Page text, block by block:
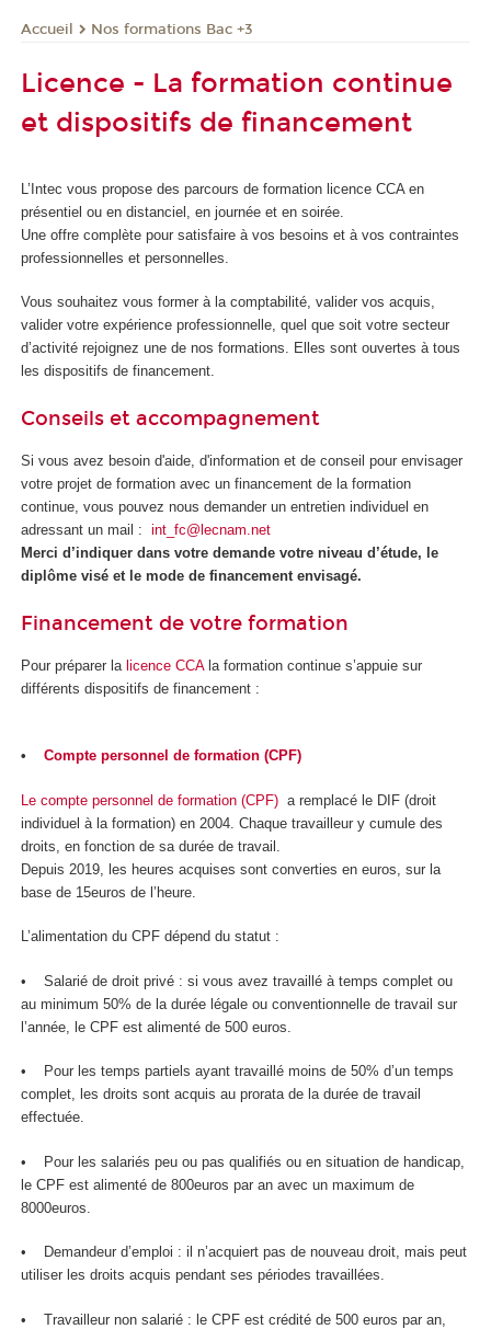
Accueil Nos formations Bac +3
Licence - La formation continue
et dispositifs de financement
L’Intec vous propose des parcours de formation licence CCA en
présentiel ou en distanciel, en journée et en soirée.
Une offre complète pour satisfaire à vos besoins et à vos contraintes
professionnelles et personnelles.
Vous souhaitez vous former à la comptabilité, valider vos acquis,
valider votre expérience professionnelle, quel que soit votre secteur
d’activité rejoignez une de nos formations. Elles sont ouvertes à tous
les dispositifs de financement.
Conseils et accompagnement
Si vous avez besoin d'aide, d'information et de conseil pour envisager
votre projet de formation avec un financement de la formation
continue, vous pouvez nous demander un entretien individuel en
adressant un mail : int_fc@lecnam.net
Merci d’indiquer dans votre demande votre niveau d’étude, le
diplôme visé et le mode de financement envisagé.
Financement de votre formation
Pour préparer la licence CCAla formation continue s’appuie sur
différents dispositifs de financement :
• Compte personnel de formation (CPF)
Le compte personnel de formation (CPF) a remplacé le DIF (droit
individuel à la formation) en 2004. Chaque travailleur y cumule des
droits, en fonction de sa durée de travail.
Depuis 2019, les heures acquises sont converties en euros, sur la
base de 15euros de l’heure.
L’alimentation du CPF dépend du statut :
• Salarié de droit privé : si vous avez travaillé à temps complet ou
au minimum 50% de la durée légale ou conventionnelle de travail sur
l’année, le CPF est alimenté de 500 euros.
• Pour les temps partiels ayant travaillé moins de 50% d’un temps
complet, les droits sont acquis au prorata de la durée de travail
effectuée.
• Pour les salariés peu ou pas qualifiés ou en situation de handicap,
le CPF est alimenté de 800euros par an avec un maximum de
8000euros.
• Demandeur d’emploi : il n’acquiert pas de nouveau droit, mais peut
utiliser les droits acquis pendant ses périodes travaillées.
• Travailleur non salarié : le CPF est crédité de 500 euros par an,